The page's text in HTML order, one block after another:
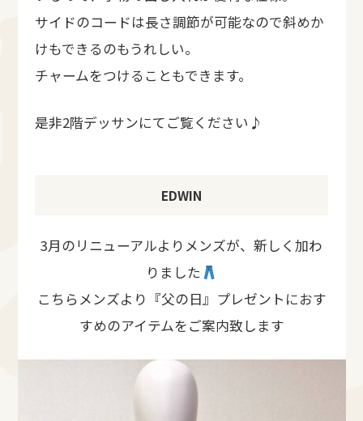
サイドのコードは長さ調節が可能なので斜めか
けもできるのもうれしい。
チャームをつけることもできます。
是非2階デッサンにてご覧ください♪
EDWIN
3月のリニューアルよりメンズが、新しく加わ
りました
こちらメンズより『父の日』プレゼントにおす
すめのアイテムをご案内致します